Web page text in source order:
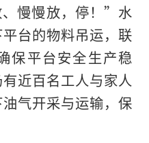
、慢慢放，停！”水
台的物料吊运，联
保平台安全生产稳
近百名工人与家人
气开采与运输，保